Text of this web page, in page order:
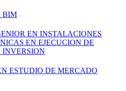
BIM
EN INSTALACIONES
EN EJECUCION DE
INVERSION
ESTUDIO DE MERCADO